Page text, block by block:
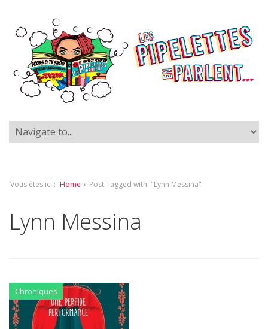
Vous êtes ici : Home › Post Tagged with: "Lynn Messina"
Lynn Messina
Chroniques